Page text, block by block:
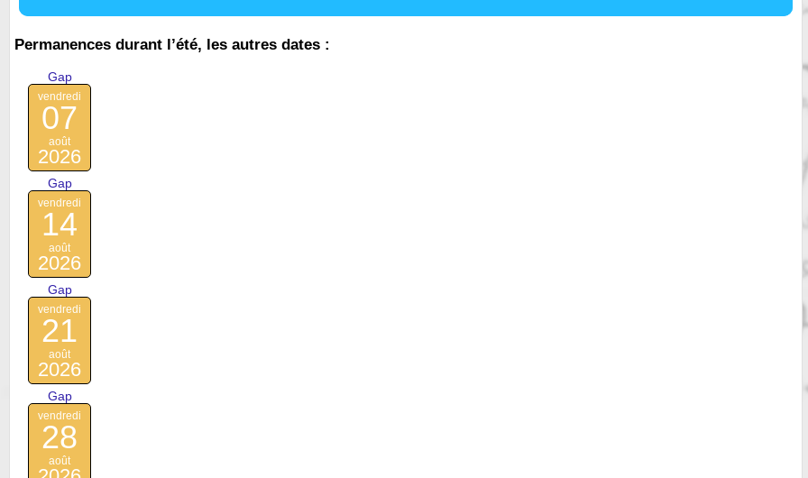
Permanences durant l’été, les autres dates :
Gap
vendredi
07
août
2026
Gap
vendredi
14
août
2026
Gap
vendredi
21
août
2026
Gap
vendredi
28
août